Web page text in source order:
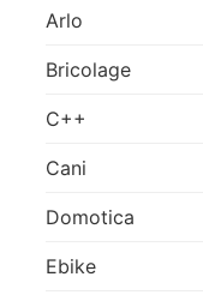
Arlo
Bricolage
C++
Cani
Domotica
Ebike